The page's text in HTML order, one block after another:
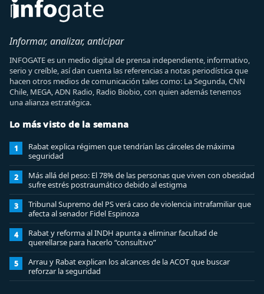
Informar, analizar, anticipar
INFOGATE es un medio digital de prensa independiente, informativo,
serio y creíble, así dan cuenta las referencias a notas periodística que
hacen otros medios de comunicación tales como: La Segunda, CNN
Chile, MEGA, ADN Radio, Radio Biobio, con quien además tenemos
una alianza estratégica.
Lo más visto de la semana
1
Rabat explica régimen que tendrían las cárceles de máxima
seguridad
2
Más allá del peso: El 78% de las personas que viven con obesidad
sufre estrés postraumático debido al estigma
3
Tribunal Supremo del PS verá caso de violencia intrafamiliar que
afecta al senador Fidel Espinoza
4
Rabat y reforma al INDH apunta a eliminar facultad de
querellarse para hacerlo “consultivo”
5
Arrau y Rabat explican los alcances de la ACOT que buscar
reforzar la seguridad